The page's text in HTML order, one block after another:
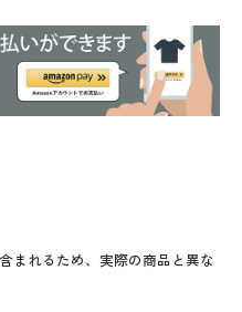
まれるため、実際の商品と異な